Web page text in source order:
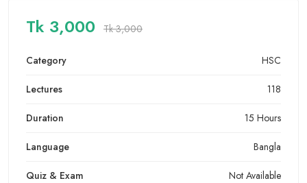
Tk 3,000 Tk 3,000
Category HSC
Lectures 118
Duration 15 Hours
Language Bangla
Quiz & Exam Not Available